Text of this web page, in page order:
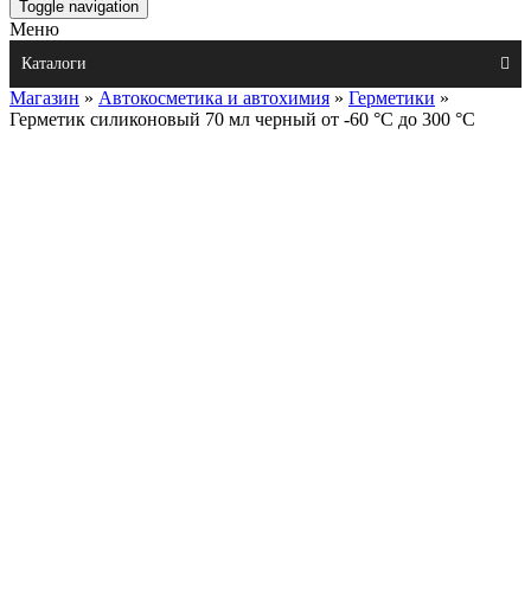
Toggle navigation
Меню
Каталоги
Магазин » Автокосметика и автохимия » Герметики »
Герметик силиконовый 70 мл черный от -60 °С до 300 °С